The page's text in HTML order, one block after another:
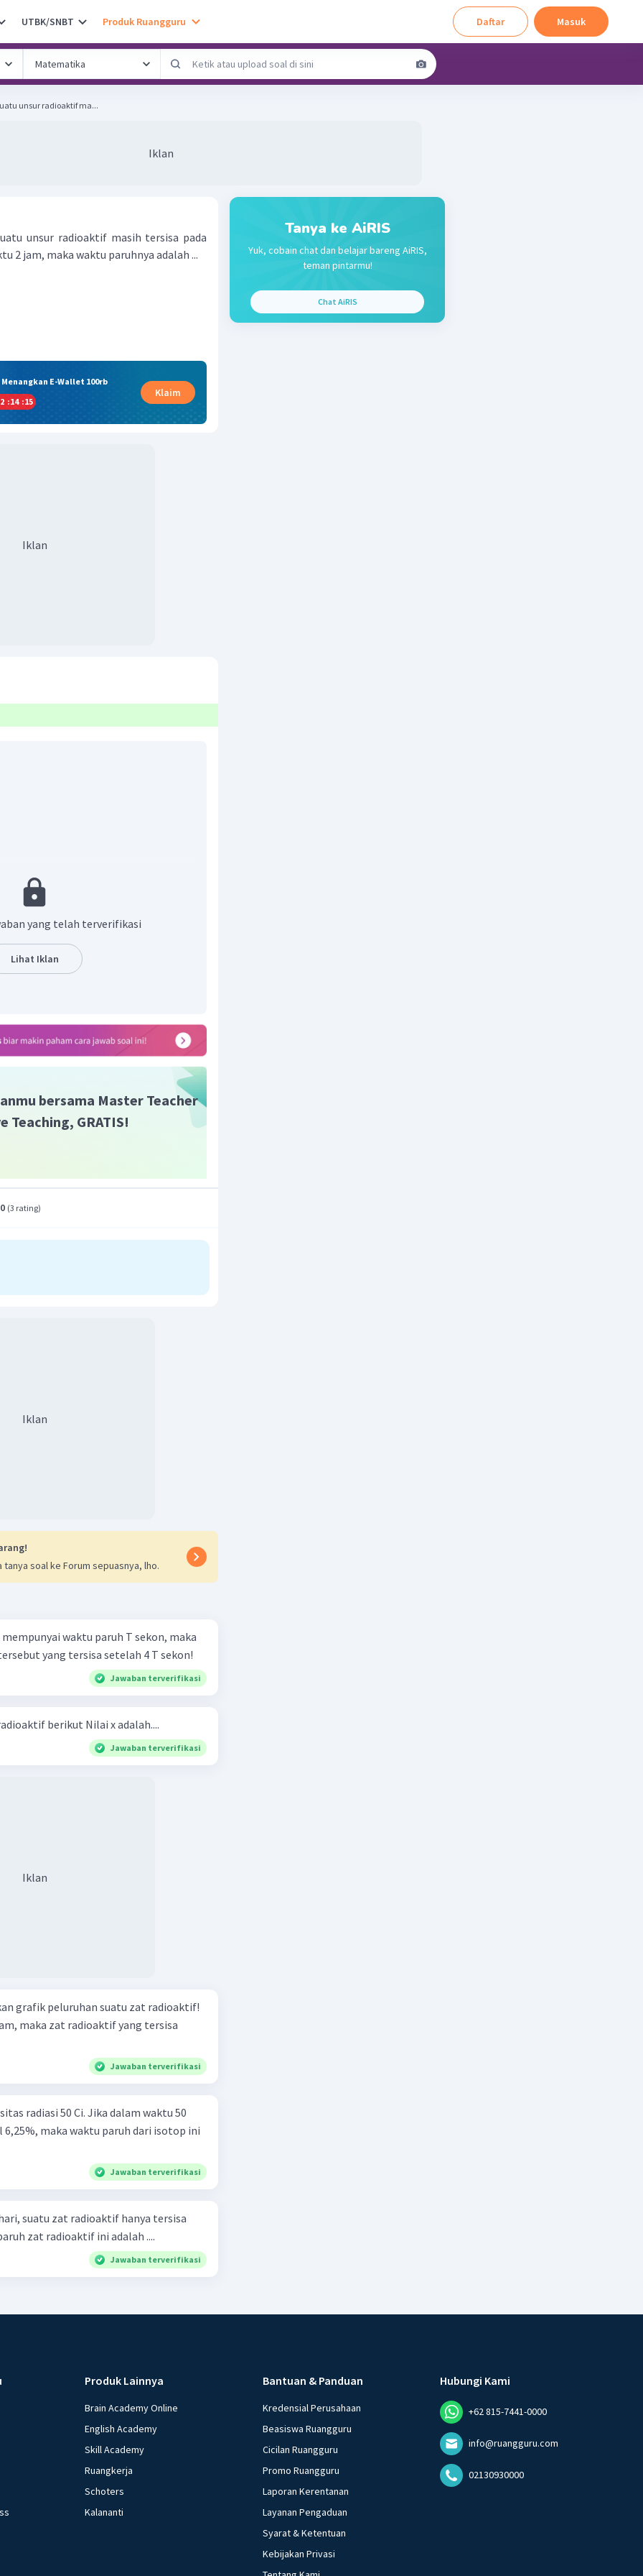
UTBK/SNBT Produk Ruangguru Daftar Masuk
unsur radioaktif ma...
Iklan
unsur radioaktif masih tersisa pada
2 jam, maka waktu paruhnya adalah ...
E-Wallet 100rb
:14 :15
Klaim
Iklan
adalah B.
yang telah terverifikasi
Lihat Iklan
bersama Master Teacher
Teaching, GRATIS!
(3 rating)
Iklan
tanya soal ke Forum sepuasnya, lho.
waktu paruh T sekon, maka
yang tersisa setelah 4 T sekon!
Jawaban terverifikasi
Perhatikan grafik aktivitas radioaktif berikut Nilai x adalah....
Jawaban terverifikasi
Iklan
grafik peluruhan suatu zat radioaktif!
maka zat radioaktif yang tersisa
Jawaban terverifikasi
radiasi 50 Ci. Jika dalam waktu 50
maka waktu paruh dari isotop ini
Jawaban terverifikasi
suatu zat radioaktif hanya tersisa
zat radioaktif ini adalah ....
Jawaban terverifikasi
Tanya ke AiRIS
Yuk, cobain chat dan belajar bareng AiRIS,
teman pintarmu!
Chat AiRIS
Produk Lainnya
Brain Academy Online
English Academy
Skill Academy
Ruangkerja
Schoters
Kalananti
Bantuan & Panduan
Kredensial Perusahaan
Beasiswa Ruangguru
Cicilan Ruangguru
Promo Ruangguru
Laporan Kerentanan
Layanan Pengaduan
Syarat & Ketentuan
Kebijakan Privasi
Hubungi Kami
+62 815-7441-0000
info@ruangguru.com
02130930000